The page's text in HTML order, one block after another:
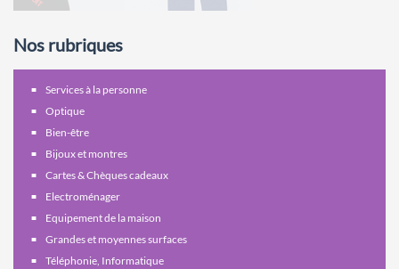
Nos rubriques
Services à la personne
Optique
Bien-être
Bijoux et montres
Cartes & Chèques cadeaux
Electroménager
Equipement de la maison
Grandes et moyennes surfaces
Téléphonie, Informatique